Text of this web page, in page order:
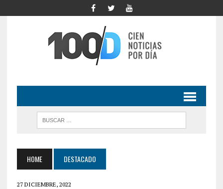
HOME DESTACADO
27 DICIEMBRE, 2022